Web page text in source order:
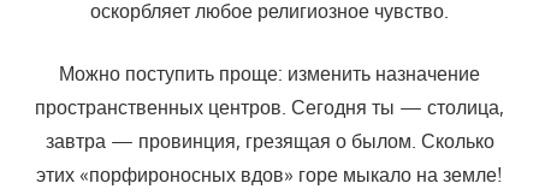
оскорбляет любое религиозное чувство.
Можно поступить проще: изменить назначение
пространственных центров. Сегодня ты — столица,
завтра — провинция, грезящая о былом. Сколько
этих «порфироносных вдов» горе мыкало на земле!